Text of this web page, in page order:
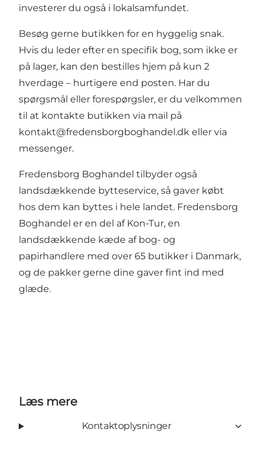
investerer du også i lokalsamfundet.
Besøg gerne butikken for en hyggelig snak.
Hvis du leder efter en specifik bog, som ikke er
på lager, kan den bestilles hjem på kun 2
hverdage – hurtigere end posten. Har du
spørgsmål eller forespørgsler, er du velkommen
til at kontakte butikken via mail på
kontakt@fredensborgboghandel.dk eller via
messenger.
Fredensborg Boghandel tilbyder også
landsdækkende bytteservice, så gaver købt
hos dem kan byttes i hele landet. Fredensborg
Boghandel er en del af Kon-Tur, en
landsdækkende kæde af bog- og
papirhandlere med over 65 butikker i Danmark,
og de pakker gerne dine gaver fint ind med
glæde.
Læs mere
Kontaktoplysninger